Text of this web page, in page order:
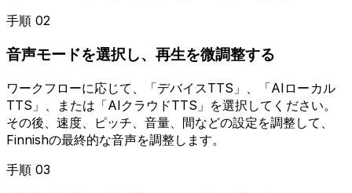
手順 02
音声モードを選択し、再生を微調整する
ワークフローに応じて、「デバイスTTS」、「AIローカル
TTS」、または「AIクラウドTTS」を選択してください。
その後、速度、ピッチ、音量、間などの設定を調整して、
Finnishの最終的な音声を調整します。
手順 03